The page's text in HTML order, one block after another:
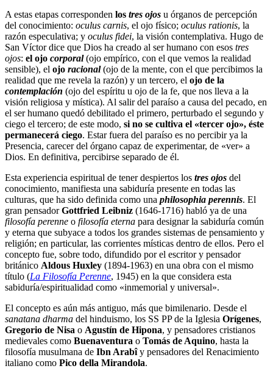
A estas etapas corresponden los tres ojos u órganos de percepción
del conocimiento: oculus carnis, el ojo físico; oculus rationis, la
razón especulativa; y oculus fidei, la visión contemplativa. Hugo de
San Víctor dice que Dios ha creado al ser humano con esos tres
ojos: el ojo corporal(ojo empírico, con el que vemos la realidad
sensible), el ojo racional(ojo de la mente, con el que percibimos la
realidad que me revela la razón) y un tercero, el ojo de la
contemplación (ojo del espíritu u ojo de la fe, que nos lleva a la
visión religiosa y mística). Al salir del paraíso a causa del pecado, en
el ser humano quedó debilitado el primero, perturbado el segundo y
ciego el tercero; de este modo, si no se cultiva el «tercer ojo», éste
permanecerá ciego. Estar fuera del paraíso es no percibir ya la
Presencia, carecer del órgano capaz de experimentar, de «ver» a
Dios. En definitiva, percibirse separado de él.
Esta experiencia espiritual de tener despiertos los tres ojos del
conocimiento, manifiesta una sabiduría presente en todas las
culturas, que ha sido definida como una philosophia perennis. El
gran pensadorGottfried Leibniz (1646-1716) habló ya de una
filosofía perenne o filosofía eterna para designar la sabiduría común
y eterna que subyace a todos los grandes sistemas de pensamiento y
religión; en particular, las corrientes místicas dentro de ellos. Pero el
concepto fue, sobre todo, difundido por el escritor y pensador
británico Aldous Huxley (1894-1963) en una obra con el mismo
título (La Filosofía Perenne, 1945) en la que considera esta
sabiduría/espiritualidad como «inmemorial y universal».
El concepto es aún más antiguo, más que bimilenario. Desde el
sanatana dharma del hinduismo, los SS PP de la Iglesia Orígenes,
Gregorio de Nisa o Agustín de Hipona, y pensadores cristianos
medievales como Buenaventura o Tomás de Aquino, hasta la
filosofía musulmana de Ibn Arabîy pensadores del Renacimiento
italiano como Pico della Mirandola.